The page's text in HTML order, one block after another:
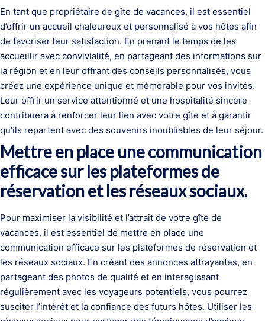
En tant que propriétaire de gîte de vacances, il est essentiel
d’offrir un accueil chaleureux et personnalisé à vos hôtes afin
de favoriser leur satisfaction. En prenant le temps de les
accueillir avec convivialité, en partageant des informations sur
la région et en leur offrant des conseils personnalisés, vous
créez une expérience unique et mémorable pour vos invités.
Leur offrir un service attentionné et une hospitalité sincère
contribuera à renforcer leur lien avec votre gîte et à garantir
qu’ils repartent avec des souvenirs inoubliables de leur séjour.
Mettre en place une communication
efficace sur les plateformes de
réservation et les réseaux sociaux.
Pour maximiser la visibilité et l’attrait de votre gîte de
vacances, il est essentiel de mettre en place une
communication efficace sur les plateformes de réservation et
les réseaux sociaux. En créant des annonces attrayantes, en
partageant des photos de qualité et en interagissant
régulièrement avec les voyageurs potentiels, vous pourrez
susciter l’intérêt et la confiance des futurs hôtes. Utiliser les